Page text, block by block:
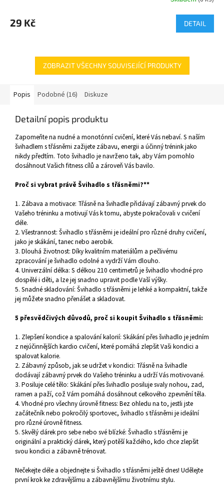
29 Kč DETAIL
ZOBRAZIT VŠECHNY SOUVISEJÍCÍ PRODUKTY
Popis Podobné (16) Diskuze
Detailní popis produktu
Zapomeňte na nudné a monotónní cvičení, které Vás nebaví. S naším
švihadlem s třásněmi zažijete zábavu, energii a účinný trénink jako
nikdy předtím. Toto švihadlo je navrženo tak, aby Vám pomohlo
dosáhnout Vašich fitness cílů a zároveň Vás bavilo.
Proč si vybrat právě Švihadlo s třásněmi?**
1. Zábava a motivace: Třásně na švihadle přidávají zábavný prvek do
Vašeho tréninku a motivují Vás k tomu, abyste pokračovali v cvičení
déle.
2. Všestrannost: Švihadlo s třásněmi je ideální pro různé druhy cvičení,
jako je skákání, tanec nebo aerobik.
3. Dlouhá životnost: Díky kvalitním materiálům a pečlivému
zpracování je švihadlo odolné a vydrží Vám dlouho.
4. Univerzální délka: S délkou 210 centimetrů je švihadlo vhodné pro
dospělé i děti, a lze jej snadno upravit podle Vaší výšky.
5. Snadné skladování: Švihadlo s třásněmi je lehké a kompaktní, takže
jej můžete snadno přenášet a skladovat.
5 přesvědčivých důvodů, proč si koupit Švihadlo s třásněmi:
1. Zlepšení kondice a spalování kalorií: Skákání přes švihadlo je jedním
z nejúčinnějších kardio cvičení, které pomáhá zlepšit Vaši kondici a
spalovat kalorie.
2. Zábavný způsob, jak se udržet v kondici: Třásně na švihadle
dodávají zábavný prvek do Vašeho tréninku a udrží Vás motivované.
3. Posiluje celé tělo: Skákání přes švihadlo posiluje svaly nohou, zad,
ramen a paží, což Vám pomáhá dosáhnout celkového zpevnění těla.
4. Vhodné pro všechny úrovně fitness: Bez ohledu na to, jestli jste
začátečník nebo pokročilý sportovec, švihadlo s třásněmi je ideální
pro různé úrovně fitness.
5. Skvělý dárek pro sebe nebo své blízké: Švihadlo s třásněmi je
originální a praktický dárek, který potěší každého, kdo chce zlepšit
svou kondici a zábavně trénovat.
Nečekejte déle a objednejte si Švihadlo s třásněmi ještě dnes! Udělejte
první krok ke zdravějšímu a zábavnějšímu životnímu stylu.